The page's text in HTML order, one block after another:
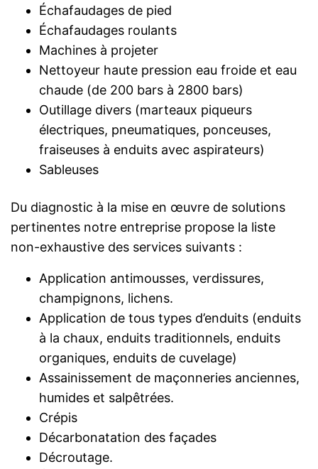
Échafaudages de pied
Échafaudages roulants
Machines à projeter
Nettoyeur haute pression eau froide et eau
chaude (de 200 bars à 2800 bars)
Outillage divers (marteaux piqueurs
électriques, pneumatiques, ponceuses,
fraiseuses à enduits avec aspirateurs)
Sableuses
Du diagnostic à la mise en œuvre de solutions
pertinentes notre entreprise propose la liste
non-exhaustive des services suivants :
Application antimousses, verdissures,
champignons, lichens.
Application de tous types d’enduits (enduits
à la chaux, enduits traditionnels, enduits
organiques, enduits de cuvelage)
Assainissement de maçonneries anciennes,
humides et salpêtrées.
Crépis
Décarbonatation des façades
Décroutage.